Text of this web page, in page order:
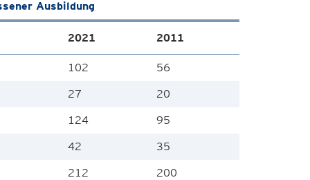
Ausbildung
2021 2011
102
56
27
20
124
95
42
35
212
200